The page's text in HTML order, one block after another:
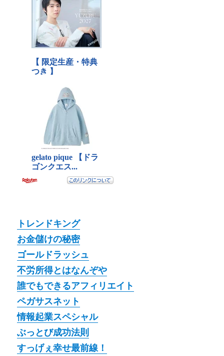
トレンドキング
お金儲けの秘密
ゴールドラッシュ
不労所得とはなんぞや
誰でもできるアフィリエイト
ペガサスネット
情報起業スペシャル
ぶっとび成功法則
すっげぇ幸せ最前線！